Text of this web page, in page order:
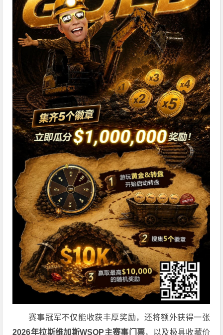
赛事冠军不仅能收获丰厚奖励，还将额外获得一张
2026年拉斯维加斯WSOP主赛事门票，以及极具收藏价